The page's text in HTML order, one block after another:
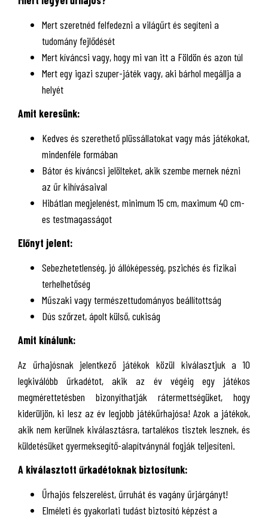
Mert szeretnéd felfedezni a világűrt és segíteni a
tudomány fejlődését
Mert kíváncsi vagy, hogy mi van itt a Földön és azon túl
Mert egy igazi szuper-játék vagy, aki bárhol megállja a
helyét
Amit keresünk:
Kedves és szerethető plüssállatokat vagy más játékokat,
mindenféle formában
Bátor és kíváncsi jelölteket, akik szembe mernek nézni
az űr kihívásaival
Hibátlan megjelenést, minimum 15 cm, maximum 40 cm-
es testmagasságot
Előnyt jelent:
Sebezhetetlenség, jó állóképesség, pszichés és fizikai
terhelhetőség
Műszaki vagy természettudományos beállítottság
Dús szőrzet, ápolt külső, cukiság
Amit kínálunk:
Az űrhajósnak jelentkező játékok közül kiválasztjuk a 10
legkiválóbb űrkadétot, akik az év végéig egy játékos
megmérettetésben bizonyíthatják rátermettségüket, hogy
kiderüljön, ki lesz az év legjobb játékűrhajósa! Azok a játékok,
akik nem kerülnek kiválasztásra, tartalékos tisztek lesznek, és
küldetésüket gyermeksegítő-alapítványnál fogják teljesíteni.
A kiválasztott űrkadétoknak biztosítunk:
Űrhajós felszerelést, űrruhát és vagány űrjárgányt!
Elméleti és gyakorlati tudást biztosító képzést a